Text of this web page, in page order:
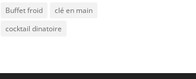
Buffet froid
clé en main
cocktail dinatoire